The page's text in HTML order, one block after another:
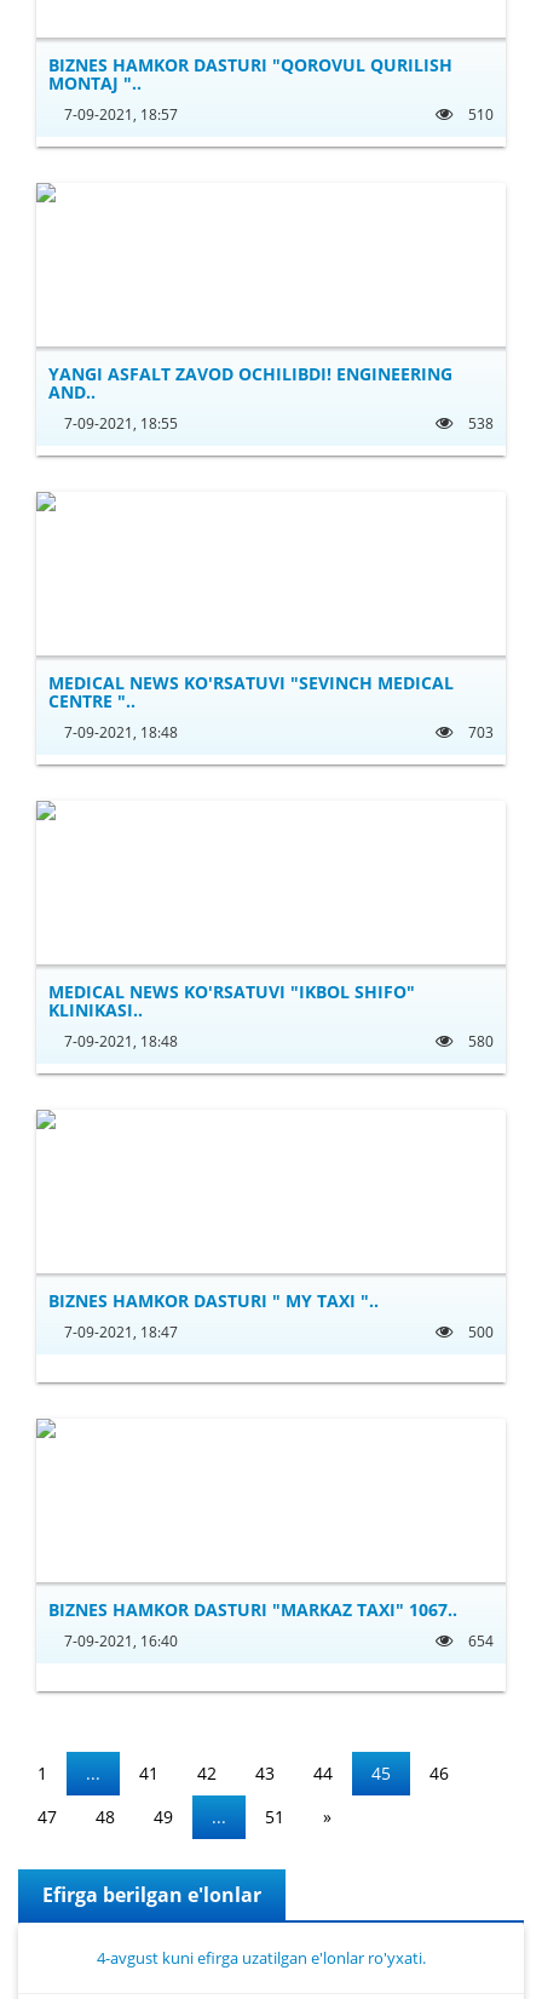
BIZNES HAMKOR DASTURI "QOROVUL QURILISH
MONTAJ "..
7-09-2021, 18:57 510
YANGI ASFALT ZAVOD OCHILIBDI! ENGINEERING
AND..
7-09-2021, 18:55 538
MEDICAL NEWS KO'RSATUVI "SEVINCH MEDICAL
CENTRE "..
7-09-2021, 18:48 703
MEDICAL NEWS KO'RSATUVI "IKBOL SHIFO"
KLINIKASI..
7-09-2021, 18:48 580
BIZNES HAMKOR DASTURI " MY TAXI "..
7-09-2021, 18:47 500
BIZNES HAMKOR DASTURI "MARKAZ TAXI" 1067..
7-09-2021, 16:40 654
1 ... 41 42 43 44 45
46
47
48 49 ... 51 »
Efirga berilgan e'lonlar
4-avgust kuni efirga uzatilgan e'lonlar ro'yxati.